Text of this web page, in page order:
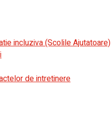
incluziva (Scolile Ajutatoare)
de intretinere